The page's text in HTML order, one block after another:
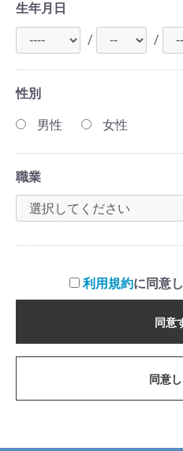
生年月日
/ /
性別
男性 女性
職業
利用規約に同意
同意
同意